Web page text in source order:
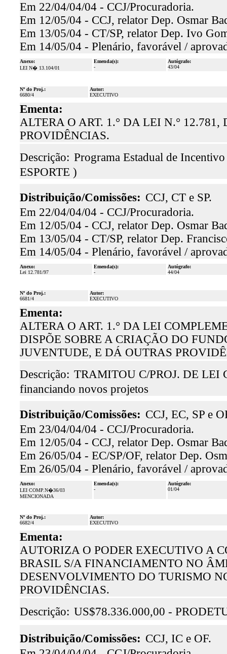
Em 22/04/04/04 - CCJ/Procuradoria.
Em 12/05/04 - CCJ, relator Dep. Osmar
Em 13/05/04 - CT/SP, relator Dep. Ivo
Em 14/05/04 - Plenário, favorável /
Anexo:
LEI N� 13.104/01
Emenda(s):
-
Autógrafo:
43/04
Nº do Proj.:
6680/4
Autor:
EXECUTIVO
Ementa:
ALTERA O ART. 1.° DA LEI N.°
PROVIDÊNCIAS.
Descrição: Programa Estadual de
ESPORTE )
Distribuição/Comissões: CCJ, CT e SP.
Em 22/04/04/04 - CCJ/Procuradoria.
Em 12/05/04 - CCJ, relator Dep. Osmar
Em 13/05/04 - CT/SP, relator Dep.
Em 14/05/04 - Plenário, favorável /
Anexo:
Lei 12.781/97
Emenda(s):
-
Autógrafo:
44/04
Nº do Proj.:
6681/4
Autor:
EXECUTIVO
Ementa:
ALTERA O ART. 1.° DA LEI
DISPÕE SOBRE A CRIAÇÃO DO
JUVENTUDE, E DÁ OUTRAS
Descrição: TRAMITOU C/PROJ. DE LEI
financiando novos projetos
Distribuição/Comissões: CCJ, EC, SP e
Em 23/04/04/04 - CCJ/Procuradoria.
Em 12/05/04 - CCJ, relator Dep. Osmar
Em 26/05/04 - EC/SP/OF, relator Dep.
Em 26/05/04 - Plenário, favorável /
Anexo:
LEI COMP.N�36/03
MENCIONADA
Emenda(s):
-
Autógrafo:
01/04
Nº do Proj.:
6682/4
Autor:
EXECUTIVO
Ementa:
AUTORIZA O PODER EXECUTIVO A
BRASIL S/A FINANCIAMENTO NO
DESENVOLVIMENTO DO TURISMO
PROVIDÊNCIAS.
Descrição: US$78.336.000,00 -
Distribuição/Comissões: CCJ, IC e OF.